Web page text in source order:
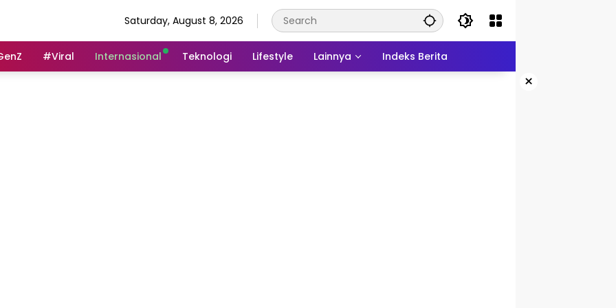
Saturday, August 8, 2026
#Viral Internasional Teknologi Lifestyle Lainnya Indeks Berita
×